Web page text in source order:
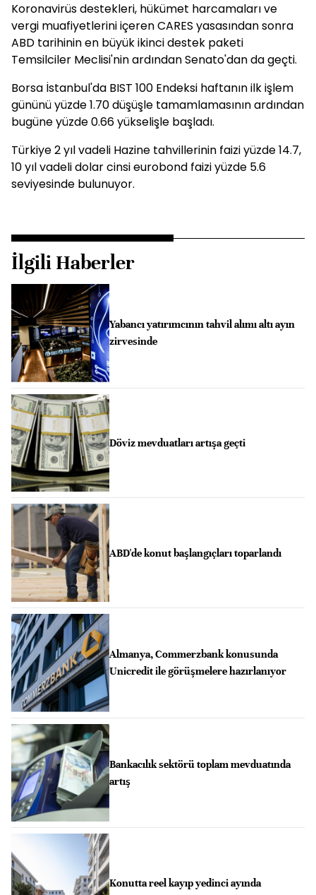
Koronavirüs destekleri, hükümet harcamaları ve
vergi muafiyetlerini içeren CARES yasasından sonra
ABD tarihinin en büyük ikinci destek paketi
Temsilciler Meclisi'nin ardından Senato'dan da geçti.
Borsa İstanbul'da BIST 100 Endeksi haftanın ilk işlem
gününü yüzde 1.70 düşüşle tamamlamasının ardından
bugüne yüzde 0.66 yükselişle başladı.
Türkiye 2 yıl vadeli Hazine tahvillerinin faizi yüzde 14.7,
10 yıl vadeli dolar cinsi eurobond faizi yüzde 5.6
seviyesinde bulunuyor.
İlgili Haberler
Yabancı yatırımcının tahvil alımı altı ayın
zirvesinde
Döviz mevduatları artışa geçti
ABD'de konut başlangıçları toparlandı
Almanya, Commerzbank konusunda
Unicredit ile görüşmelere hazırlanıyor
Bankacılık sektörü toplam mevduatında
artış
Konutta reel kayıp yedinci ayında